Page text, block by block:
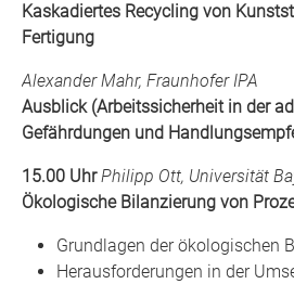
Kaskadiertes Recycling von
Fertigung
Alexander Mahr, Fraunhofer IPA
Ausblick (Arbeitssicherheit in der
Gefährdungen und
15.00 Uhr Philipp Ott, Universität
Ökologische Bilanzierung von
Grundlagen der ökologischen
Herausforderungen in der